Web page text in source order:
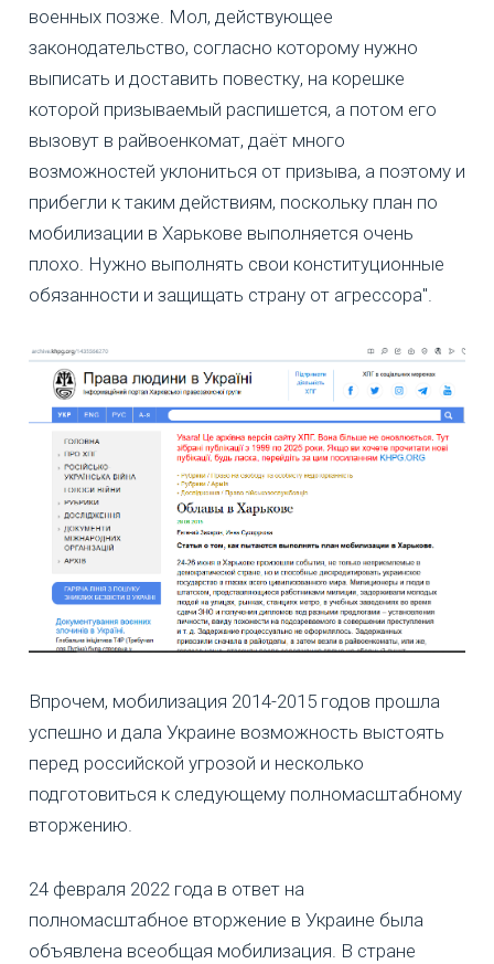
военных позже. Мол, действующее
законодательство, согласно которому нужно
выписать и доставить повестку, на корешке
которой призываемый распишется, а потом его
вызовут в райвоенкомат, даёт много
возможностей уклониться от призыва, а поэтому и
прибегли к таким действиям, поскольку план по
мобилизации в Харькове выполняется очень
плохо. Нужно выполнять свои конституционные
обязанности и защищать страну от агрессора".
Впрочем, мобилизация 2014-2015 годов прошла
успешно и дала Украине возможность выстоять
перед российской угрозой и несколько
подготовиться к следующему полномасштабному
вторжению.
24 февраля 2022 года в ответ на
полномасштабное вторжение в Украине была
объявлена всеобщая мобилизация. В стране